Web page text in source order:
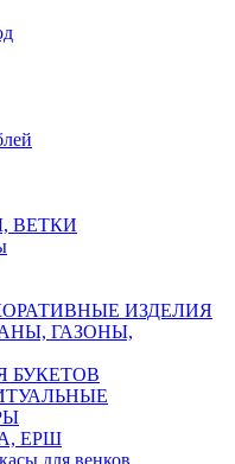
ВЕТКИ
ИЗДЕЛИЯ
ГАЗОНЫ,
БУКЕТОВ
ЕРШ
для венков